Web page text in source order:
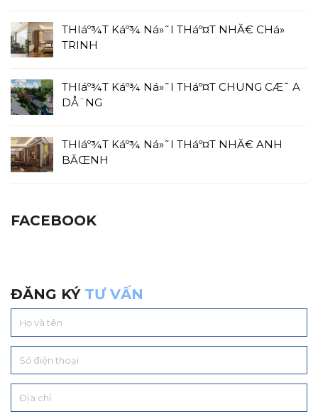
THIáº¾T Káº¾ Ná»˜I THáº¤T NHĂ€ CHá»
TRINH
THIáº¾T Káº¾ Ná»˜I THáº¤T CHUNG CÆ¯ A
DÅ¨NG
THIáº¾T Káº¾ Ná»˜I THáº¤T NHĂ€ ANH
BĂŒNH
FACEBOOK
ĐĂNG KÝ TƯ VẤN